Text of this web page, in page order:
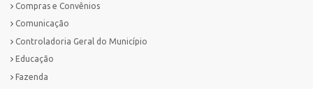
Compras e Convênios
Comunicação
Controladoria Geral do Município
Educação
Fazenda